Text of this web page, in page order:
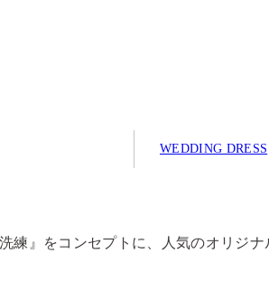
WEDDING DRESS
練』をコンセプトに、人気のオリジ